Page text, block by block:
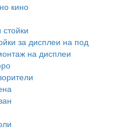
кино
за дисплеи на под
на дисплеи